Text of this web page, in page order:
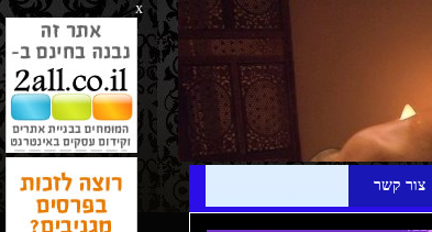
x
צור קשר